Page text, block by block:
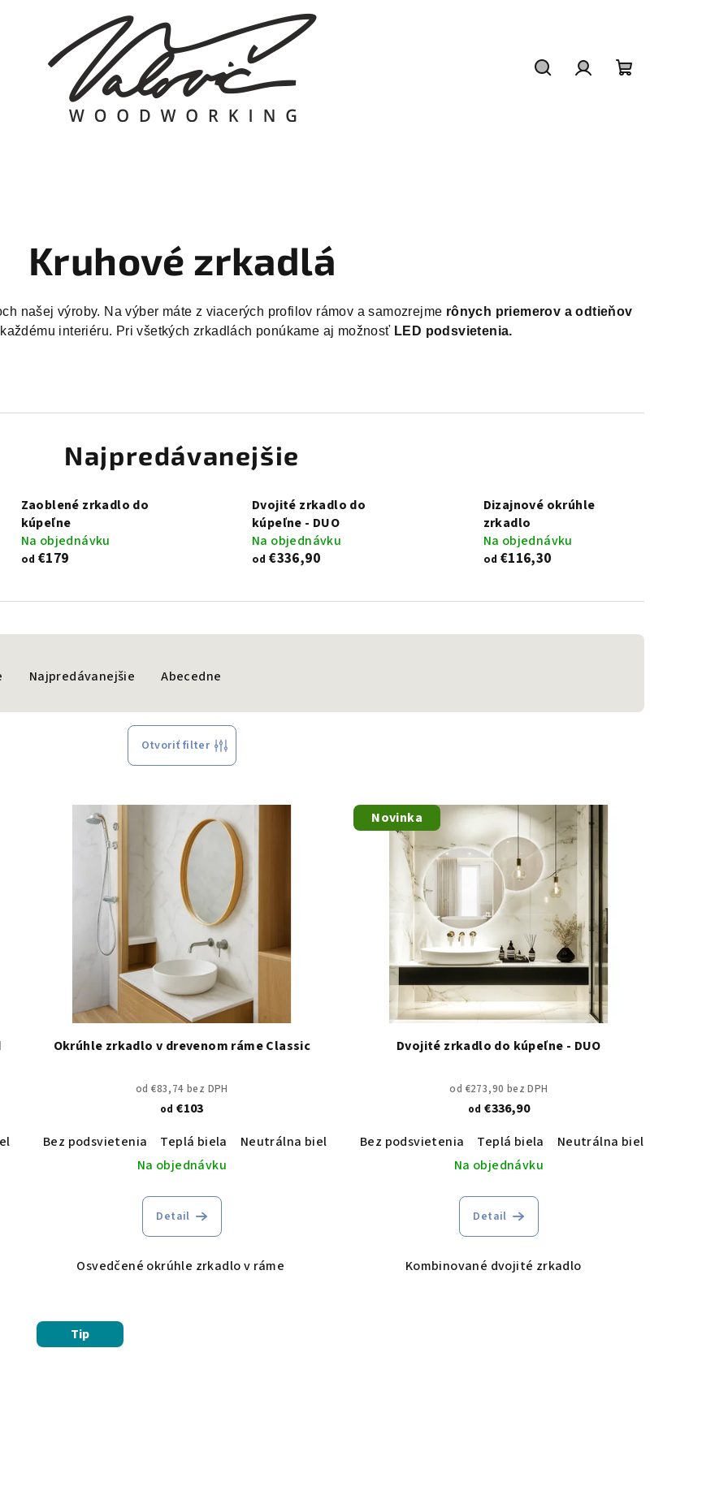
Kruhové zrkadlá
našej výroby. Na výber máte z viacerých profilov rámov a samozrejme rônych priemerov a odtieňov
interiéru. Pri všetkých zrkadlách ponúkame aj možnosť LED podsvietenia.
Najpredávanejšie
Zaoblené zrkadlo do
kúpeľne
Na objednávku
od €179
Dvojité zrkadlo do
kúpeľne - DUO
Na objednávku
od €336,90
Dizajnové okrúhle
zrkadlo
Na objednávku
od €116,30
Najpredávanejšie Abecedne
Otvoriť filter
Studená biela
Okrúhle zrkadlo v drevenom ráme Classic
od €83,74 bez DPH
od €103
Bez podsvietenia
Teplá biela Neutrálna biela
Studená biela
Na objednávku
Detail
Osvedčené okrúhle zrkadlo v ráme
Novinka
Dvojité zrkadlo do kúpeľne - DUO
od €273,90 bez DPH
od €336,90
Bez podsvietenia
Teplá biela Neutrálna biela
Na objednávku
Detail
Kombinované dvojité zrkadlo
Tip